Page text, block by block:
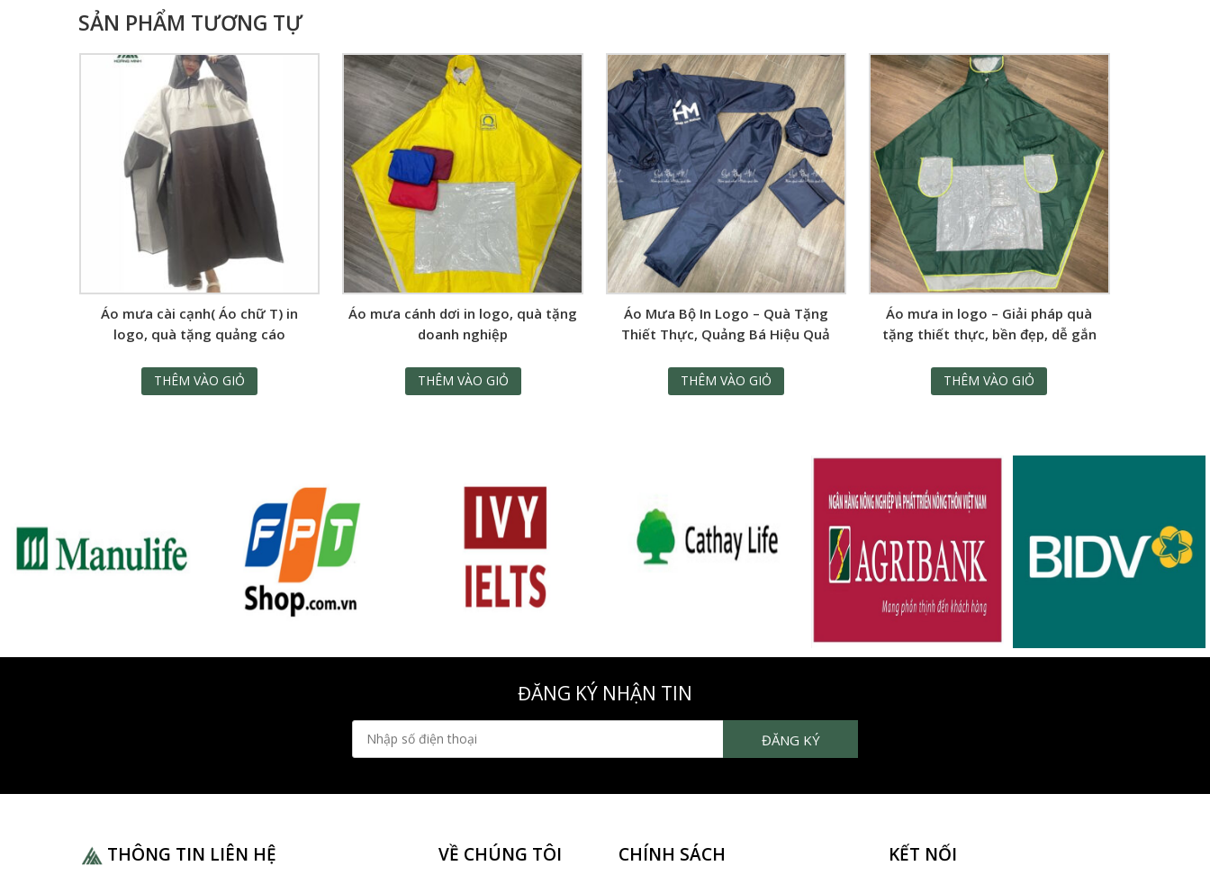
SẢN PHẨM TƯƠNG TỰ
Áo mưa cài cạnh( Áo chữ T) in
logo, quà tặng quảng cáo
THÊM VÀO GIỎ
Áo mưa cánh dơi in logo, quà tặng
doanh nghiệp
THÊM VÀO GIỎ
Áo Mưa Bộ In Logo – Quà Tặng
Thiết Thực, Quảng Bá Hiệu Quả
THÊM VÀO GIỎ
Áo mưa in logo – Giải pháp quà
tặng thiết thực, bền đẹp, dễ gắn
THÊM VÀO GIỎ
ĐĂNG KÝ NHẬN TIN
THÔNG TIN LIÊN HỆ VỀ CHÚNG TÔI CHÍNH SÁCH KẾT NỐI